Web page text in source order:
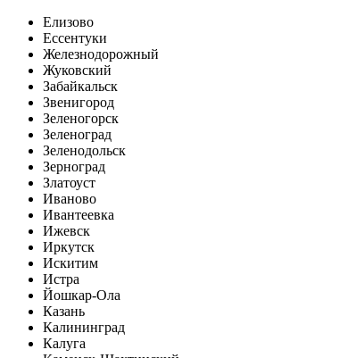
Елизово
Ессентуки
Железнодорожный
Жуковский
Забайкальск
Звенигород
Зеленогорск
Зеленоград
Зеленодольск
Зерноград
Златоуст
Иваново
Ивантеевка
Ижевск
Иркутск
Искитим
Истра
Йошкар-Ола
Казань
Калининград
Калуга